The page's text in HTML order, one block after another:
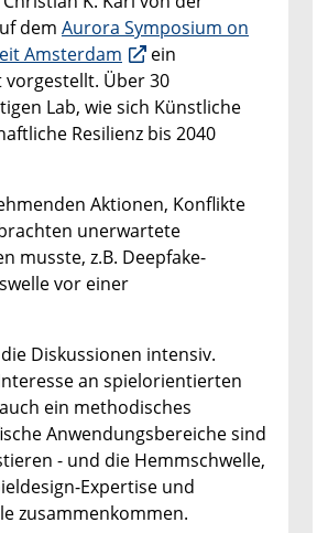
dem Aurora Symposium on
Amsterdam
ein
Über 30
Lab, wie sich Künstliche
Resilienz bis 2040
Aktionen, Konflikte
unerwartete
musste, z.B. Deepfake-
vor einer
Diskussionen intensiv.
an spielorientierten
ein methodisches
Anwendungsbereiche sind
- und die Hemmschwelle,
Expertise und
zusammenkommen.